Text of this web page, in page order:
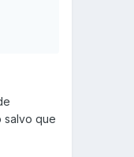
salvo que